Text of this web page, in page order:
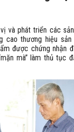
và phát triển các
cao thương hiệu sản
được chứng nhận
mà” làm thủ tục